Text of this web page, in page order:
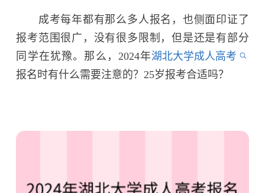
成考每年都有那么多人报名，也侧面印证了
报考范围很广，没有很多限制，但是还是有部分
同学在犹豫。那么，2024年湖北大学成人高考
报名时有什么需要注意的？25岁报考合适吗？